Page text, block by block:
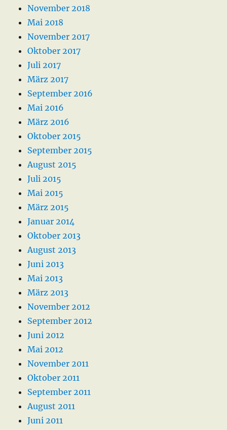
November 2018
Mai 2018
November 2017
Oktober 2017
Juli 2017
März 2017
September 2016
Mai 2016
März 2016
Oktober 2015
September 2015
August 2015
Juli 2015
Mai 2015
März 2015
Januar 2014
Oktober 2013
August 2013
Juni 2013
Mai 2013
März 2013
November 2012
September 2012
Juni 2012
Mai 2012
November 2011
Oktober 2011
September 2011
August 2011
Juni 2011